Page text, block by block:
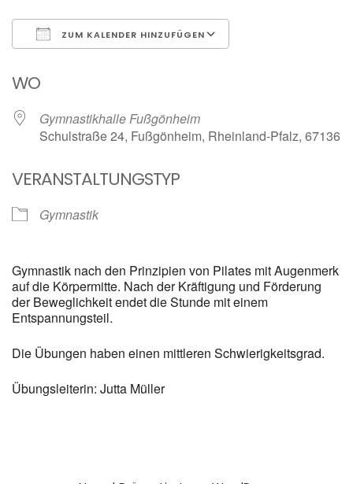
ZUM KALENDER HINZUFÜGEN
WO
Gymnastikhalle Fußgönheim
Schulstraße 24, Fußgönheim, Rheinland-Pfalz, 67136
VERANSTALTUNGSTYP
Gymnastik
Gymnastik nach den Prinzipien von Pilates mit Augenmerk
auf die Körpermitte. Nach der Kräftigung und Förderung
der Beweglichkeit endet die Stunde mit einem
Entspannungsteil.
Die Übungen haben einen mittleren Schwierigkeitsgrad.
Übungsleiterin: Jutta Müller